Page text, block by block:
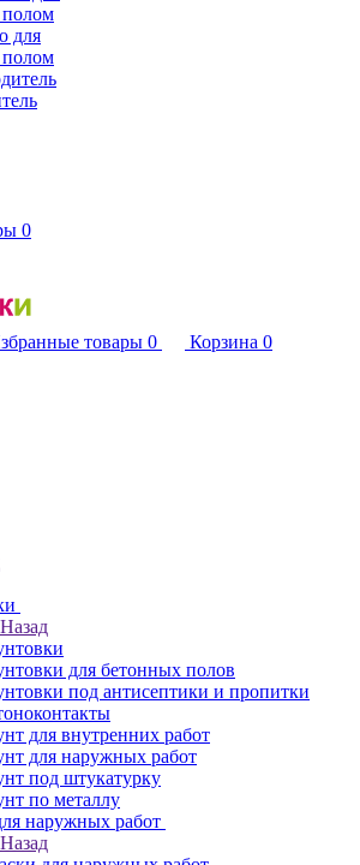
для
полом
0
товары 0 Корзина 0
Назад
для бетонных полов
под антисептики и пропитки
для внутренних работ
для наружных работ
под штукатурку
по металлу
наружных работ
Назад